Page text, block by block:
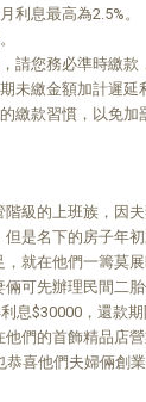
利息最高為2.5%。
請您務必準時繳款
未繳金額加計遲延
繳款習慣，以免加
階級的上班族，因
但是名下的房子年
，就在他們一籌莫
倆可先辦理民間二
息$30000，還款
們的首飾精品店
喜他們夫婦倆創業